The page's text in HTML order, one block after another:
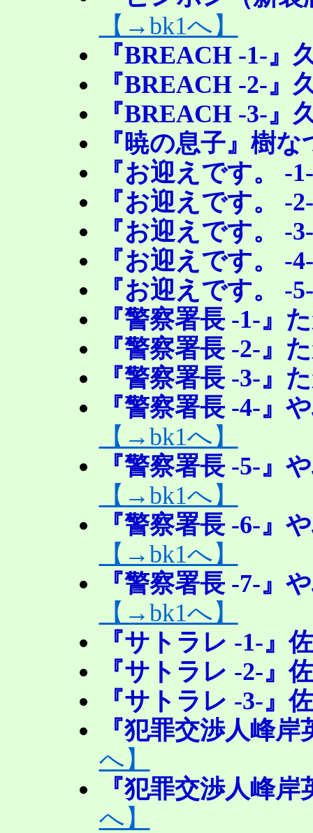
【→bk1へ】
『BREACH -1-』
『BREACH -2-』
『BREACH -3-』
『暁の息子』樹な
『お迎えです。 -
『お迎えです。 -
『お迎えです。 -
『お迎えです。 -
『お迎えです。 -
『警察署長 -1-』
『警察署長 -2-』
『警察署長 -3-』
『警察署長 -4-』
【→bk1へ】
『警察署長 -5-』
【→bk1へ】
『警察署長 -6-』
【→bk1へ】
『警察署長 -7-』
【→bk1へ】
『サトラレ -1-』
『サトラレ -2-』
『サトラレ -3-』
『犯罪交渉人峰
へ】
『犯罪交渉人峰
へ】